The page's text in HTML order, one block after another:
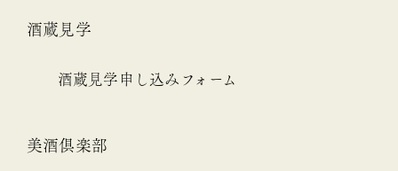
酒蔵見学
酒蔵見学申し込みフォーム
美酒倶楽部